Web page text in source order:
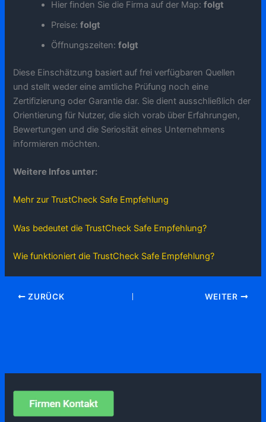
Hier finden Sie die Firma auf der Map:folgt
Preise:folgt
Öffnungszeiten:folgt
Diese Einschätzung basiert auf frei verfügbaren Quellen
und stellt weder eine amtliche Prüfung noch eine
Zertifizierung oder Garantie dar. Sie dient ausschließlich der
Orientierung für Nutzer, die sich vorab über Erfahrungen,
Bewertungen und die Seriosität eines Unternehmens
informieren möchten.
Weitere Infos unter:
Mehr zur TrustCheck Safe Empfehlung
Was bedeutet die TrustCheck Safe Empfehlung?
Wie funktioniert die TrustCheck Safe Empfehlung?
ZURÜCK WEITER